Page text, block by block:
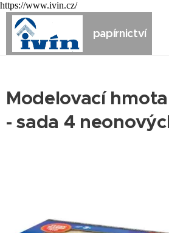
https://www.ivin.cz/
papírnictví
Modelovací
- sada 4